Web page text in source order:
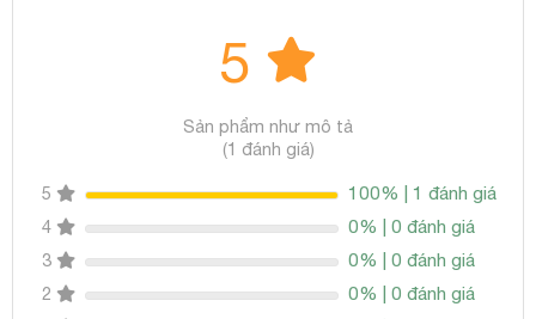
5
Sản phẩm như mô tả
(1 đánh giá)
5 100% | 1 đánh giá
4 0% | 0 đánh giá
3 0% | 0 đánh giá
2 0% | 0 đánh giá